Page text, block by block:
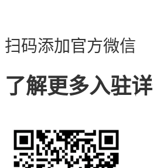
扫码添加官方微信
了解更多入驻